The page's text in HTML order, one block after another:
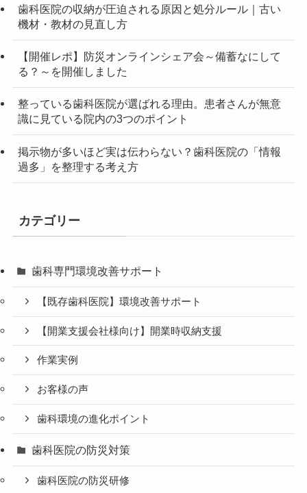
歯科医院の収納が圧迫される原因と処分ルール｜古い
機材・教材の見直し方
【開催レポ】防災オンラインシェア会～備蓄なにして
る？～を開催しました
整っている歯科医院が選ばれる理由。患者さんが無意
識に見ている院内の3つのポイント
掲示物が多いほど実は伝わらない？歯科医院の「情報
過多」を整理する考え方
カテゴリー
歯科専門環境改善サポート
【既存歯科医院】環境改善サポート
【開業支援会社様向け】開業時収納支援
作業実例
お客様の声
歯科環境の進化ポイント
歯科医院の防災対策
歯科医院の防災研修